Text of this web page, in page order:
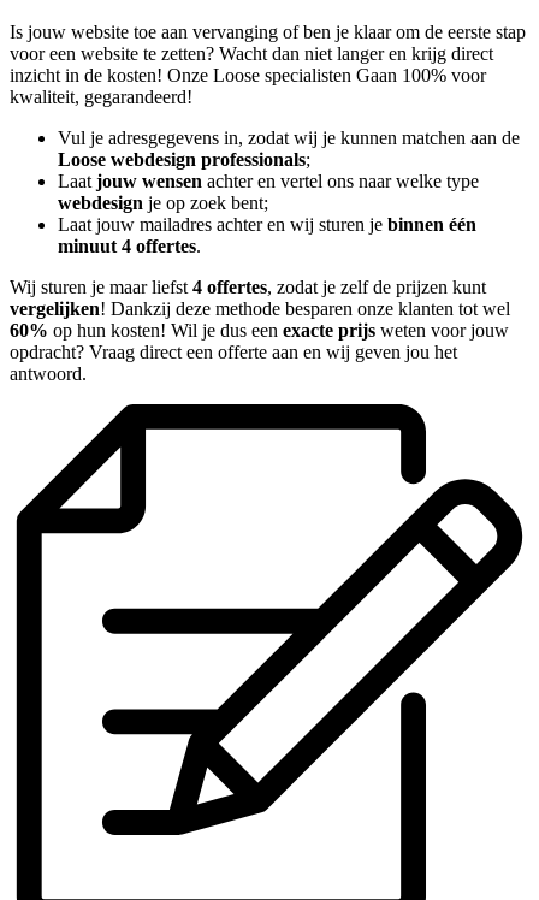
Is jouw website toe aan vervanging of ben je klaar om de eerste stap
voor een website te zetten? Wacht dan niet langer en krijg direct
inzicht in de kosten! Onze Loose specialisten Gaan 100% voor
kwaliteit, gegarandeerd!
Vul je adresgegevens in, zodat wij je kunnen matchen aan de
Loose webdesign professionals;
Laat jouw wensen achter en vertel ons naar welke type
webdesign je op zoek bent;
Laat jouw mailadres achter en wij sturen je binnen één
minuut 4 offertes.
Wij sturen je maar liefst 4 offertes, zodat je zelf de prijzen kunt
vergelijken! Dankzij deze methode besparen onze klanten tot wel
60% op hun kosten! Wil je dus een exacte prijs weten voor jouw
opdracht? Vraag direct een offerte aan en wij geven jou het
antwoord.